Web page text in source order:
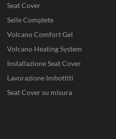
Seat Cover
Selle Complete
Volcano Comfort Gel
Volcano Heating System
Installazione Seat Cover
Lavorazione Imbottiti
Seat Cover su misura